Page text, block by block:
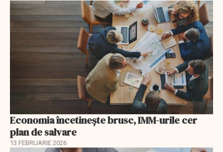
Economia încetinește brusc, IMM-urile cer
plan de salvare
13 FEBRUARIE 2026